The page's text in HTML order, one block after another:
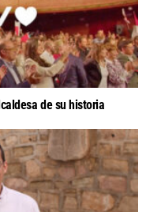
de su historia